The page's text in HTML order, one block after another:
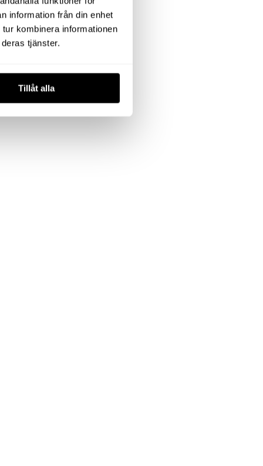
information från din enhet
kombinera informationen
tjänster.
Tillåt alla